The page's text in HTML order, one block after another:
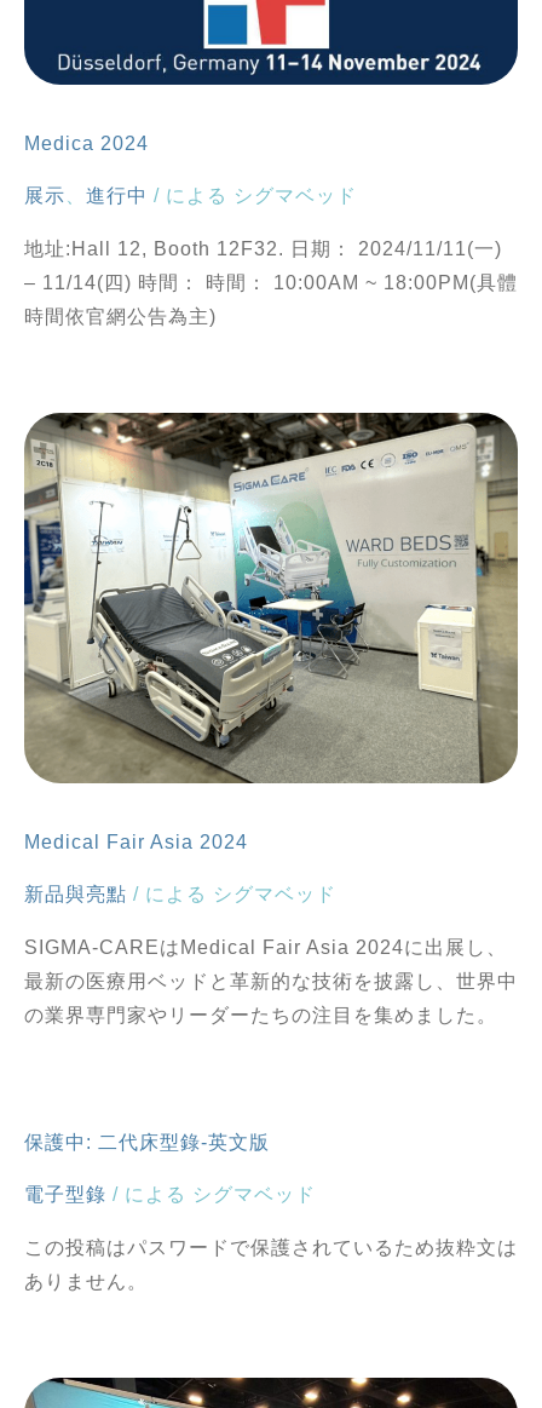
Medica 2024
展示 進行中 / による シグマベッド
地址:Hall 12, Booth 12F32. 日期： 2024/11/11(一)
– 11/14(四) 時間： 時間： 10:00AM ~ 18:00PM(具體
時間依官網公告為主)
Medical Fair Asia 2024
新品與亮點 / による シグマベッド
SIGMA-CAREはMedical Fair Asia 2024に出展し、
最新の医療用ベッドと革新的な技術を披露し、世界中
の業界専門家やリーダーたちの注目を集めました。
保護中: 二代床型錄-英文版
電子型錄 / による シグマベッド
この投稿はパスワードで保護されているため抜粋文は
ありません。